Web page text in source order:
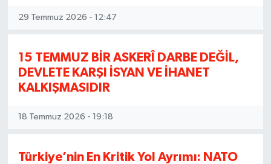
29 Temmuz 2026 - 12:47
15 TEMMUZ BİR ASKERÎ DARBE DEĞİL,
DEVLETE KARŞI İSYAN VE İHANET
KALKIŞMASIDIR
18 Temmuz 2026 - 19:18
Türkiye’nin En Kritik Yol Ayrımı: NATO